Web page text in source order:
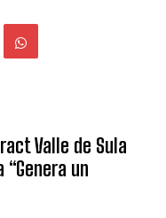
Valle de Sula
un